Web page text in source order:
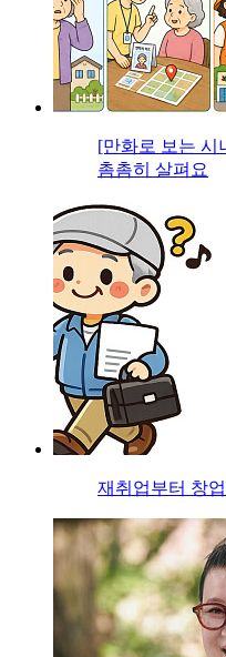
[만화로 보는 시
촘촘히 살펴요
재취업부터 창